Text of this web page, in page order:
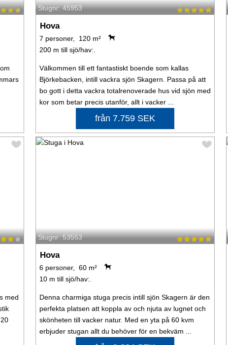
Stugnr: 45953
Hova
7 personer, 120 m²
200 m till sjö/hav:.
Välkommen till ett fantastiskt boende som kallas
Björkebacken, intill vackra sjön Skagern. Passa på att
bo gott i detta vackra totalrenoverade hus vid sjön med
kor som betar precis utanför, allt i vacker ...
från 7.759 SEK
med
Stugnr: 53553
Hova
6 personer, 60 m²
10 m till sjö/hav:.
Denna charmiga stuga precis intill sjön Skagern är den
perfekta platsen att koppla av och njuta av lugnet och
skönheten till vacker natur. Med en yta på 60 kvm
erbjuder stugan allt du behöver för en bekväm ...